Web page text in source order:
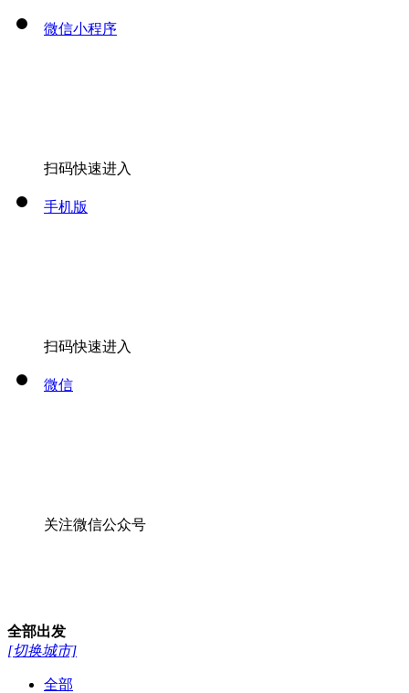
微信小程序
扫码快速进入
手机版
扫码快速进入
微信
关注微信公众号
全部出发
[切换城市]
全部